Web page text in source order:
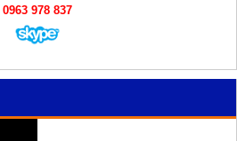
0963 978 837